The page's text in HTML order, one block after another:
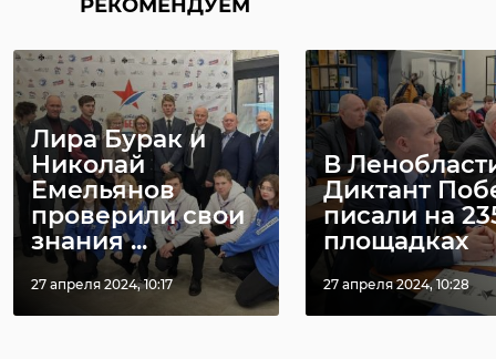
РЕКОМЕНДУЕМ
Лира Бурак и
Николай
Емельянов
проверили свои
знания ...
27 апреля 2024, 10:17
В
Диктант
писали на
площадках
27 апреля 2024, 10:28